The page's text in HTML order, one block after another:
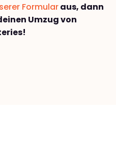
Formularaus, dann
Umzug von